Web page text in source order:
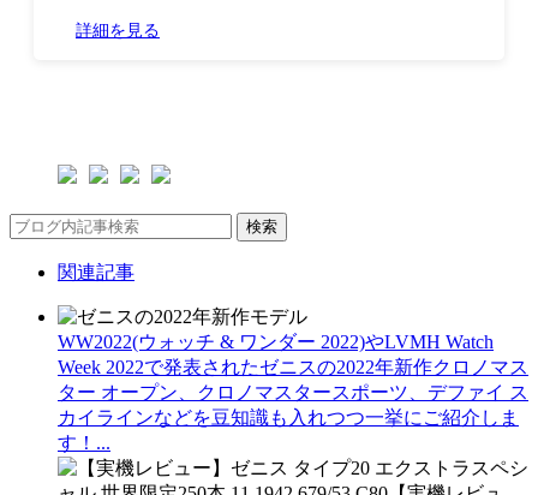
詳細を見る
検索
関連記事
WW2022(ウォッチ & ワンダー 2022)やLVMH Watch
Week 2022で発表されたゼニスの2022年新作クロノマス
ター オープン、クロノマスタースポーツ、デファイ ス
カイラインなどを豆知識も入れつつ一挙にご紹介しま
す！...